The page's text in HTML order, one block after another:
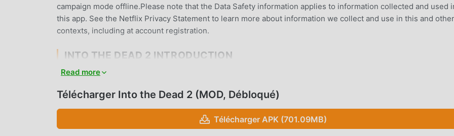
campaign mode offline.Please note that the Data Safety information applies to information collected and used
this app. See the Netflix Privacy Statement to learn more about information we collect and use in this and other
contexts, including at account registration.
INTO THE DEAD 2 INTRODUCTION
Into the Dead 2 En tant que jeu action très populaire récemment, il a gagné beaucoup de fans dans le monde
jeux gratuits mod apk au monde - moddroid est votre meilleur choix. moddroid vous fournit non seulement la
dernière version de Into the Dead 2 2.14.0 gratuitement, mais fournit également Freemod gratuitement, vous
à enregistrer la tâche mécanique répétitive dans le jeu, afin que vous puissiez vous concentrer profiter de la
Read more
Télécharger Into the Dead 2 (MOD, Débloqué)
Télécharger APK (701.09MB)